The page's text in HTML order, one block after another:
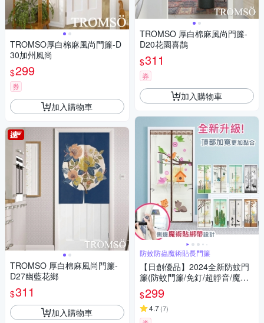
TROMSO厚白棉麻風尚門簾-D
30加州風尚
$299
券
加入購物車
TROMSO 厚白棉麻風尚門簾-
D27幽藍花鄉
$311
加入購物車
TROMSO 厚白棉麻風尚門簾-
D20花園喜鵲
$311
券
加入購物車
防蚊防蟲魔術貼長門簾
【日創優品】2024全新防蚊門
簾(防蚊門簾/免釘/超靜音/魔術
貼/)
$299
4.7(7)